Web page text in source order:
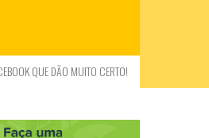
QUE DÃO MUITO CERTO!